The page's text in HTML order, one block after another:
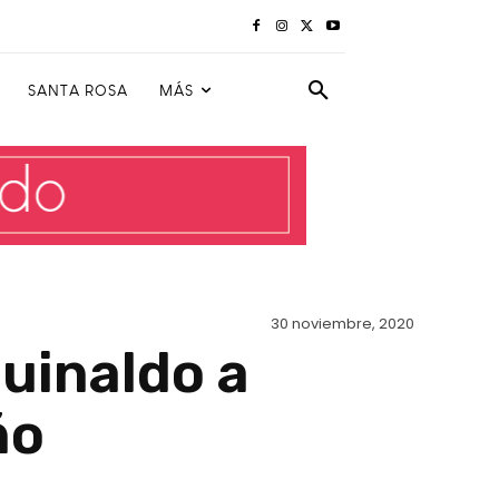
SANTA ROSA MÁS
30 noviembre, 2020
a